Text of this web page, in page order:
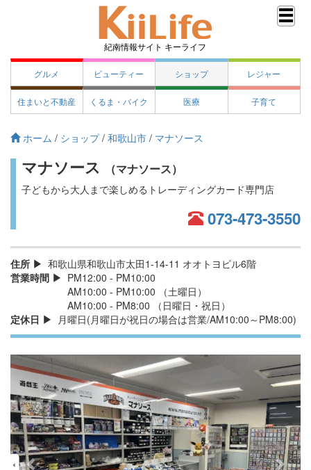
紀南情報サイト キーライフ
グルメ ビューティー ショップ レジャー
住まいと不動産 くるま・バイク 医療 子育て
ホーム / ショップ / 和歌山市 / マナソース
マナソース （マナソース）
子どもから大人まで楽しめるトレーディングカード専門店
073-473-3550
住所
和歌山県和歌山市太田1-14-11 オオトヨビル6階
営業時間
PM12:00 - PM10:00
AM10:00 - PM10:00 （土曜日）
AM10:00 - PM8:00 （日曜日・祝日）
定休日
月曜日(月曜日が祝日の場合は営業/AM10:00～PM8:00)
Previous Next